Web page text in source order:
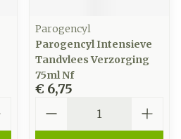
Parogencyl
Parogencyl Intensieve
Tandvlees Verzorging
75ml Nf
€ 6,75